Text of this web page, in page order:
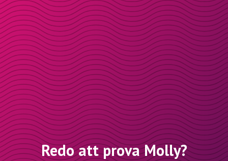
Redo att prova Molly?